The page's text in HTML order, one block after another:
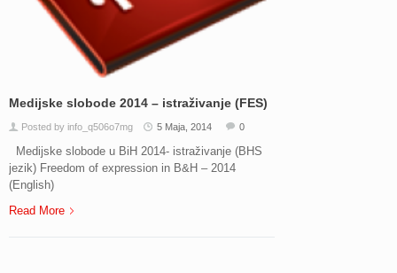
Medijske slobode 2014 – istraživanje (FES)
Posted by info_q506o7mg 5 Maja, 2014 0
Medijske slobode u BiH 2014- istraživanje (BHS
jezik) Freedom of expression in B&H – 2014
(English)
Read More